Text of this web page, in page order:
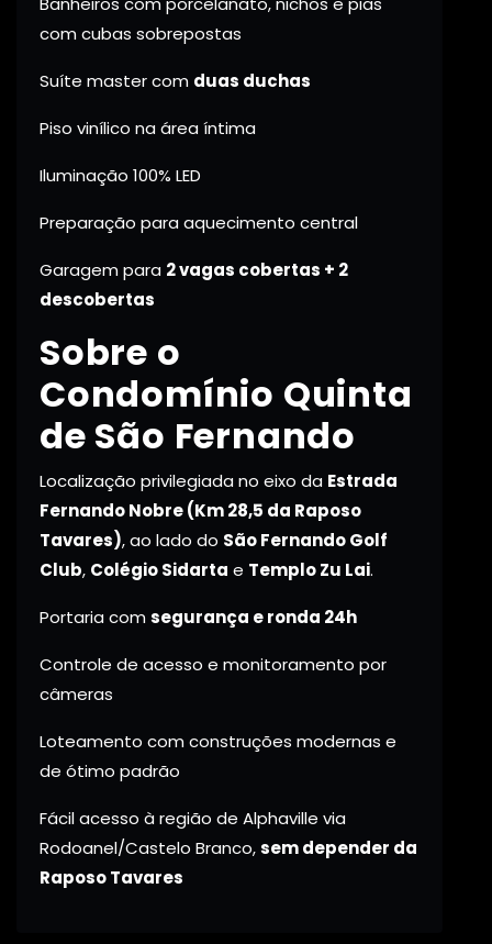
com cubas sobrepostas
Suíte master com duas duchas
Piso vinílico na área íntima
Iluminação 100% LED
Preparação para aquecimento central
Garagem para 2 vagas cobertas + 2
descobertas
Sobre o
Condomínio Quinta
de São Fernando
Localização privilegiada no eixo da Estrada
Fernando Nobre (Km 28,5 da Raposo
Tavares), ao lado do São Fernando Golf
Club, Colégio Sidarta e Templo Zu Lai.
Portaria com segurança e ronda 24h
Controle de acesso e monitoramento por
câmeras
Loteamento com construções modernas e
de ótimo padrão
Fácil acesso à região de Alphaville via
Rodoanel/Castelo Branco,sem depender da
Raposo Tavares